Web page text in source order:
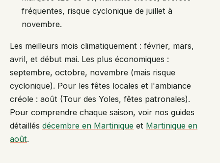
fréquentes, risque cyclonique de juillet à
novembre.
Les meilleurs mois climatiquement : février, mars,
avril, et début mai. Les plus économiques :
septembre, octobre, novembre (mais risque
cyclonique). Pour les fêtes locales et l'ambiance
créole : août (Tour des Yoles, fêtes patronales).
Pour comprendre chaque saison, voir nos guides
détaillés décembre en Martinique et Martinique en
août.